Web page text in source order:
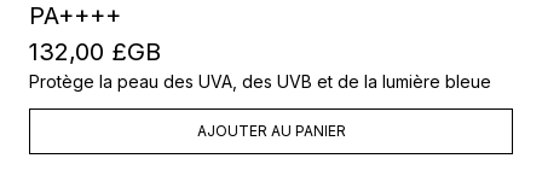
PA++++
132,00 £GB
Protège la peau des UVA, des UVB et de la lumière bleue
AJOUTER AU PANIER